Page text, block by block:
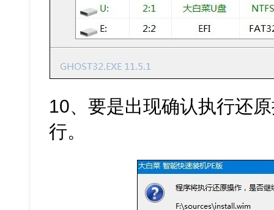
10、要是出现确认执行还
行。